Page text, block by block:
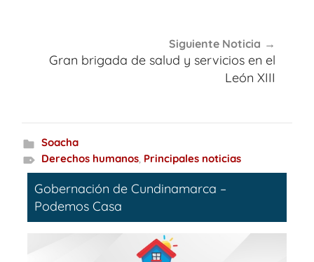
Siguiente Noticia
Gran brigada de salud y servicios en el
León XIII
Soacha
Derechos humanos, Principales noticias
Gobernación de Cundinamarca –
Podemos Casa